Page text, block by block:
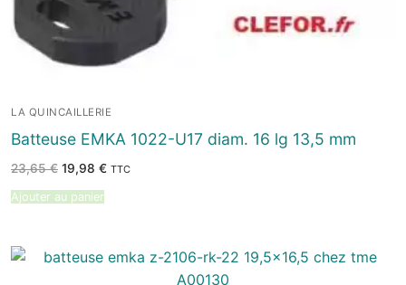
LA QUINCAILLERIE
Batteuse EMKA 1022-U17 diam. 16 lg 13,5 mm
23,65€ Le
prix
initial
était :
19,98 €Le
TTC
Ajouter au panier